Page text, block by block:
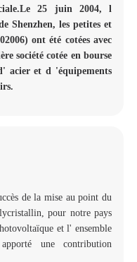
25 juin 2004, l
Shenzhen, les petites et
ont été cotées avec
société cotée en bourse
acier et d 'équipements
de la mise au point du
pour notre pays
et l' ensemble
une contribution